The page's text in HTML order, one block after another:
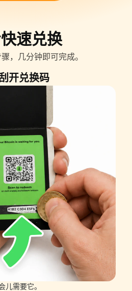
速兑换
，几分钟即可完成。
开兑换码
儿需要它。